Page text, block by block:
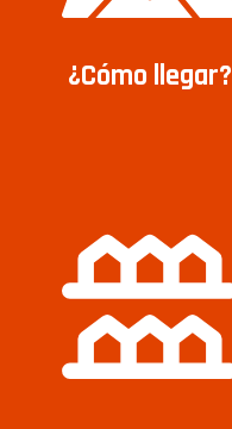
¿Cómo llegar?